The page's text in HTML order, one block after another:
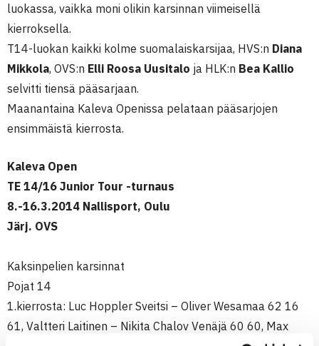
luokassa, vaikka moni olikin karsinnan viimeisellä
kierroksella.
T14-luokan kaikki kolme suomalaiskarsijaa, HVS:n Diana
Mikkola, OVS:n Elli Roosa Uusitalo ja HLK:n Bea Kallio
selvitti tiensä pääsarjaan.
Maanantaina Kaleva Openissa pelataan pääsarjojen
ensimmäistä kierrosta.
Kaleva Open
TE 14/16 Junior Tour -turnaus
8.-16.3.2014 Nallisport, Oulu
Järj. OVS
Kaksinpelien karsinnat
Pojat 14
1.kierrosta: Luc Hoppler Sveitsi – Oliver Wesamaa 62 16
61, Valtteri Laitinen – Nikita Chalov Venäjä 60 60, Max